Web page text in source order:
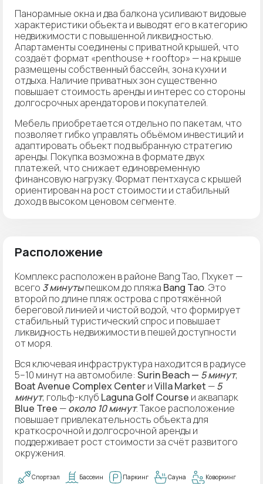
Панорамные окна и два балкона усиливают видовые
характеристики объекта и выводят его в категорию
недвижимости с повышенной ликвидностью.
Апартаменты соединены с приватной крышей, что
создаёт формат «penthouse + rooftop» — на крыше
размещены собственный бассейн, зона кухни и
отдыха. Наличие приватных зон существенно
повышает стоимость аренды и интерес со стороны
долгосрочных арендаторов и покупателей.
Мебель приобретается отдельно по пакетам, что
позволяет гибко управлять объёмом инвестиций и
адаптировать объект под выбранную стратегию
аренды. Покупка возможна в формате двух
платежей, что снижает единовременную
финансовую нагрузку. Формат пентхауса с крышей
ориентирован на рост стоимости и стабильный
доход в высоком ценовом сегменте.
Расположение
Комплекс расположен в районе Bang Tao, Пхукет —
всего 3 минутыпешком до пляжа Bang Tao. Это
второй по длине пляж острова с протяжённой
береговой линией и чистой водой, что формирует
стабильный туристический спрос и повышает
ликвидность недвижимости в пешей доступности
от моря.
Вся ключевая инфраструктура находится в радиусе
5–10 минут на автомобиле: Surin Beach — 5 минут,
Boat Avenue Complex CenterиVilla Market —5
минут, гольф-клуб Laguna Golf Course и аквапарк
Blue Tree —около 10 минут. Такое расположение
повышает привлекательность объекта для
краткосрочной и долгосрочной аренды и
поддерживает рост стоимости за счёт развитого
окружения.
Спортзал Бассеин Паркинг Сауна Коворкинг